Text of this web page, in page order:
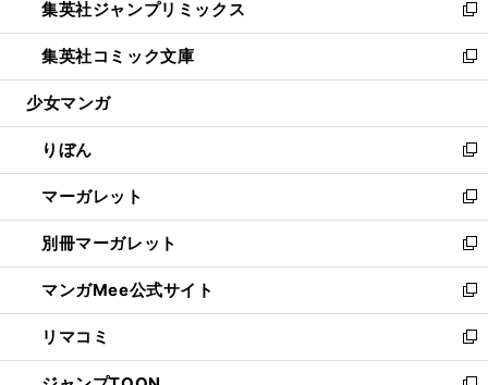
く
で
開
く
ド
ウ
で
開
ィ
ン
ド
ウ
開
く
い
ウ
ィ
ン
ウ
で
開
く
集英社ジャンプリミックス
新
し
い
ウ
ン
ド
ウ
で
開
く
集英社コミック文庫
新
し
ウ
ィ
ン
ド
ウ
で
開
く
少女マンガ
りぼん
新
し
い
ウ
ィ
ン
ド
ウ
で
開
マーガレット
新
し
い
ウ
ィ
ン
ド
ウ
別冊マーガレット
新
し
い
ウ
ィ
ン
マンガMee公式サイト
新
し
い
ウ
リマコミ
新
し